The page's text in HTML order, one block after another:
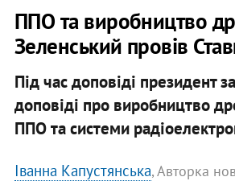
ППО та виробництво
Зеленський провів
Під час доповіді президент
доповіді про виробництво
ППО та системи
Іванна Капустянська, Авторка